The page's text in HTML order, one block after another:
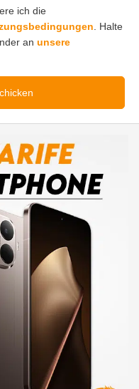
ich die
. Halte
an unsere